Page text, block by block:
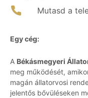
Mutasd a
Egy cég:
A Békásmegyeri
meg működését,
magán állatorvosi
jelentős bővüléseken